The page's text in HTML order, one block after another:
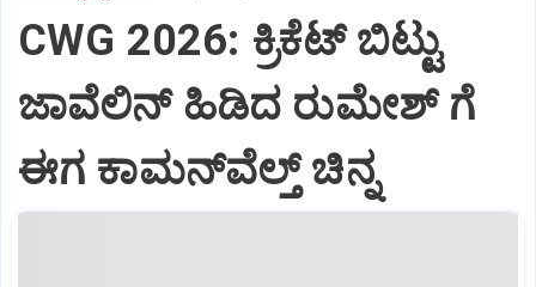
CWG 2026: ಕ್ರಿಕೆಟ್‌ ಬಿಟ್ಟು
ಜಾವೆಲಿನ್‌ ಹಿಡಿದ ರುಮೇಶ್‌ ಗೆ
ಈಗ ಕಾಮನ್‌ವೆಲ್ತ್‌ ಚಿನ್ನ